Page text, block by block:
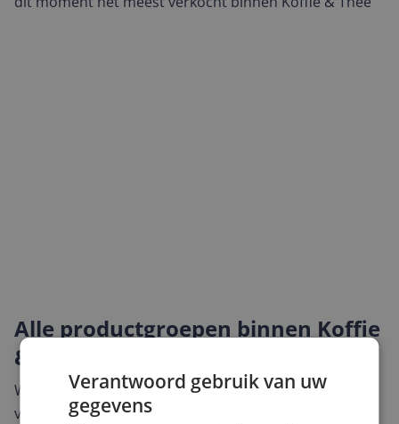
Alle productgroepen binnen Koffie
& Thee
Wil je direct naar een specifieke categorie? Hieronder
vind je alle productgroepen die onder Koffie & Thee te
Verantwoord gebruik van uw
gegevens